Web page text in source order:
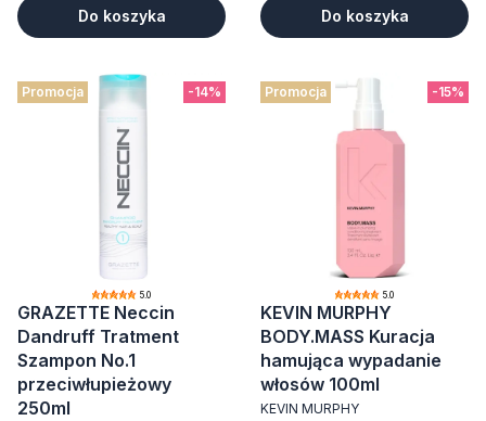
Do koszyka Do koszyka
-14%
Promocja
5.0
GRAZETTE Neccin
Dandruff Tratment
Szampon No.1
przeciwłupieżowy
250ml
-15%
Promocja
5.0
KEVIN MURPHY
BODY.MASS Kuracja
hamująca wypadanie
włosów 100ml
KEVIN MURPHY